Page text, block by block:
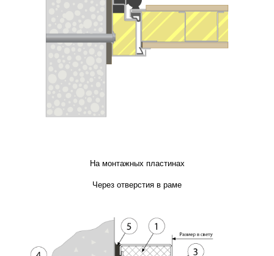
На монтажных пластинах
Через отверстия в раме